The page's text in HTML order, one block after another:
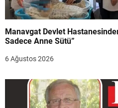
Manavgat Devlet
Sadece Anne Sütü”
6 Ağustos 2026